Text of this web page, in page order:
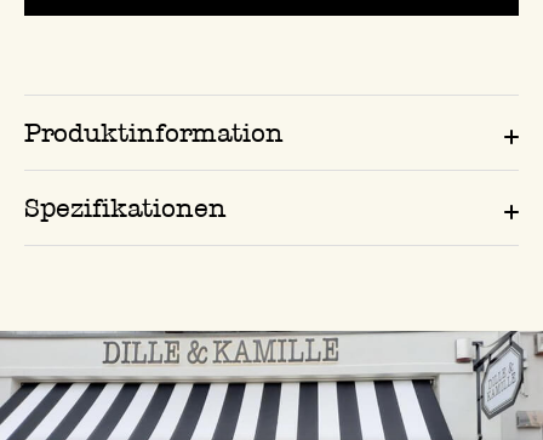
Produktinformation
Spezifikationen